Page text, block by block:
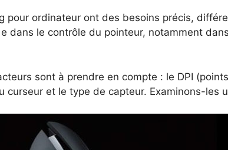
pour ordinateur ont des besoins précis,
dans le contrôle du pointeur, notamment
sont à prendre en compte : le DPI
curseur et le type de capteur. Examinons-les